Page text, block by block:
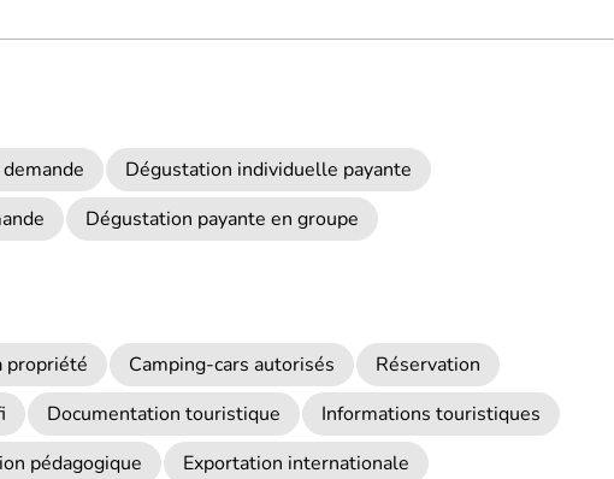
Dégustation individuelle payante
Dégustation payante en groupe
propriété Camping-cars autorisés
Réservation
Documentation touristique
Informations touristiques
pédagogique
Exportation internationale